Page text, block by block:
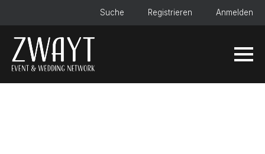
Suche Registrieren Anmelden